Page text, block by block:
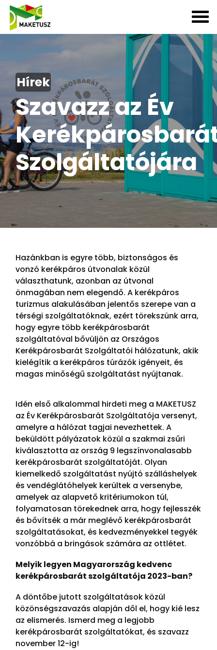
Hírek
Szavazz az Év
Szolgáltatójára
Hazánkban is egyre több, biztonságos és
vonzó kerékpáros útvonalak közül
választhatunk, azonban az útvonal
önmagában nem elegendő. A kerékpáros
turizmus alakulásában jelentős szerepe van a
térségi szolgáltatóknak, ezért törekszünk arra,
hogy egyre több kerékpárosbarát
szolgáltatóval bővüljön az Országos
Kerékpárosbarát Szolgáltatói hálózatunk, akik
kielégítik a kerékpáros túrázók igényeit, és
magas minőségű szolgáltatást nyújtanak.
Idén első alkalommal hirdeti meg a MAKETUSZ
az Év Kerékpárosbarát Szolgáltatója versenyt,
amelyre a hálózat tagjai nevezhettek. A
beküldött pályázatok közül a szakmai zsűri
kiválasztotta az ország 9 legszínvonalasabb
kerékpárosbarát szolgáltatóját. Olyan
kiemelkedő szolgáltatást nyújtó szálláshelyek
és vendéglátóhelyek kerültek a versenybe,
amelyek az alapvető kritériumokon túl,
folyamatosan törekednek arra, hogy fejlesszék
és bővítsék a már meglévő kerékpárosbarát
szolgáltatásokat, és kedvezményekkel tegyék
vonzóbbá a bringások számára az ottlétet.
Melyik legyen Magyarország kedvenc
kerékpárosbarát szolgáltatója 2023-ban?
A döntőbe jutott szolgáltatások közül
közönségszavazás alapján dől el, hogy kié lesz
az elismerés. Ismerd meg a legjobb
kerékpárosbarát szolgáltatókat, és szavazz
november 12-ig!